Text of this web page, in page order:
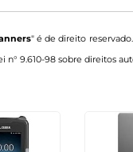
" é de direito
n° 9.610-98 sobre direitos